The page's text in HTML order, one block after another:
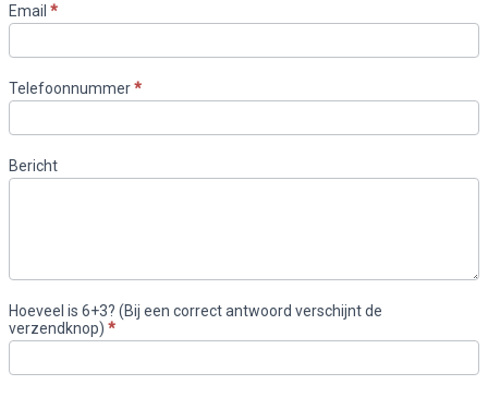
Email *
Telefoonnummer*
Bericht
Hoeveel is 6+3? (Bij een correct antwoord verschijnt de
verzendknop) *